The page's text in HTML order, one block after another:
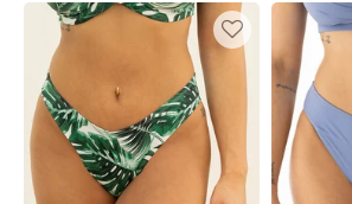
Bikini-
Brazilian-
Slip
Monaco
Bali
Bikini-
Brazilian
Valencia
Bluegrey